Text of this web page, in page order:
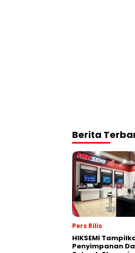
Berita
Pers Rilis
HIKSEMI
Penyimpanan